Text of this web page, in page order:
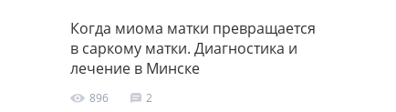
Когда миома матки превращается
в саркому матки. Диагностика и
лечение в Минске
896 2